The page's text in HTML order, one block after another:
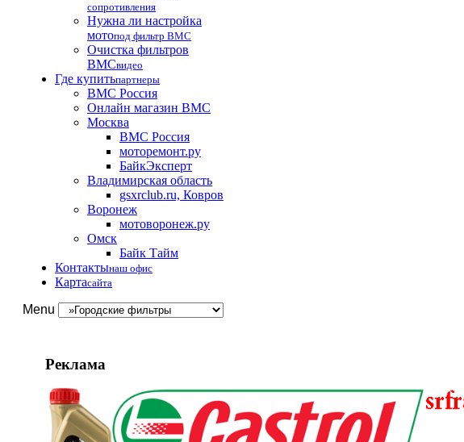
сопротивления
Нужна ли настройка
мотопод фильтр BMC
Очистка фильтров
BMCвидео
Где купитьпартнеры
BMC Россия
Онлайн магазин BMC
Москва
BMC Россия
моторемонт.ру
БайкЭксперт
Владимирская область
gsxrclub.ru, Ковров
Воронеж
мотоворонеж.ру
Омск
Байк Тайм
Контактынаш офис
Картасайта
Menu
Реклама